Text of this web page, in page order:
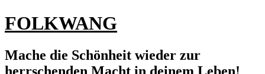
Zum
Inhalt
FOLKWANG
Mache die Schönheit wieder zur